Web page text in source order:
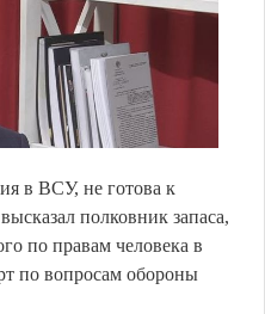
в ВСУ, не готова к
полковник запаса,
по правам человека в
по вопросам обороны